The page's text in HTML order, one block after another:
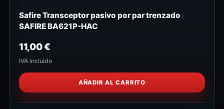
Safire Transceptor pasivo por par trenzado
SAFIRE BA621P-HAC
11,00€
IVA incluido
AÑADIR AL CARRITO